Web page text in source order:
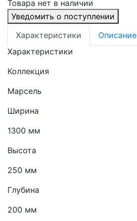
Товара нет в наличии
Уведомить о поступлении
Характеристики
Описание
Характеристики
Коллекция
Марсель
Ширина
1300 мм
Высота
250 мм
Глубина
200 мм